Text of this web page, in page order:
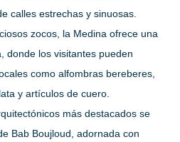
calles estrechas y sinuosas.
zocos, la Medina ofrece una
donde los visitantes pueden
como alfombras bereberes,
y artículos de cuero.
más destacados se
Bab Boujloud, adornada con